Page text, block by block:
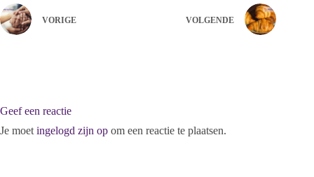
VORIGE VOLGENDE
Geef een reactie
Je moet ingelogd zijn op om een reactie te plaatsen.